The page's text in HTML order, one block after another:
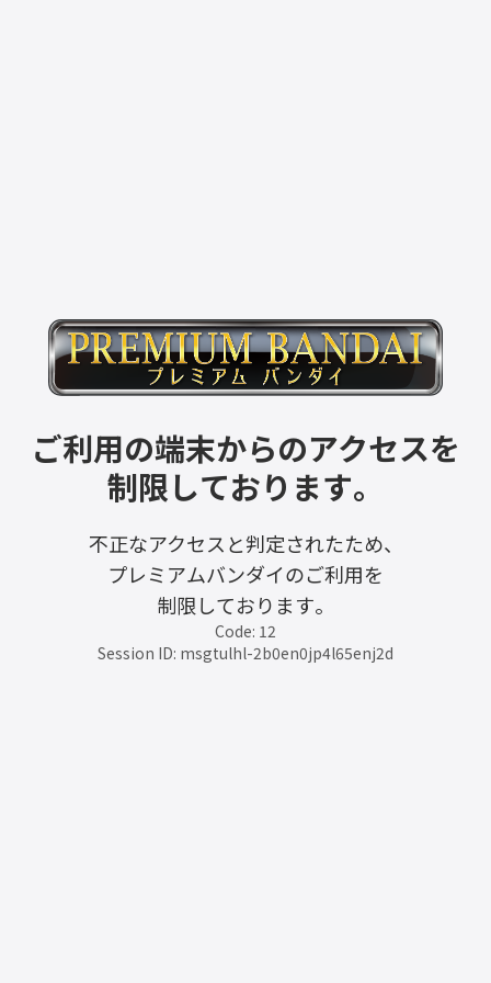
ご利用の端末からのアクセスを
制限しております。
不正なアクセスと判定されたため、
プレミアムバンダイのご利用を
制限しております。
Code: 12
Session ID: msgtulhl-2b0en0jp4l65enj2d